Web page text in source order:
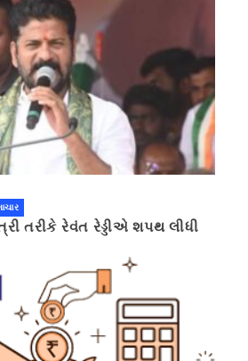
તરીકે રેવંત રેડ્ડીએ શપથ લીધી